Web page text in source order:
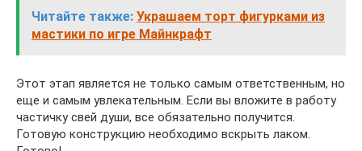
Читайте также: Украшаем торт фигурками из
мастики по игре Майнкрафт
Этот этап является не только самым ответственным, но
еще и самым увлекательным. Если вы вложите в работу
частичку свей души, все обязательно получится.
Готовую конструкцию необходимо вскрыть лаком.